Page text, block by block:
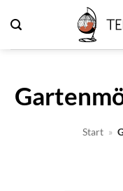
Inhalt
springen
Start »